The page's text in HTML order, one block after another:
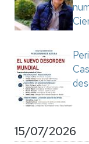
15/07/2026